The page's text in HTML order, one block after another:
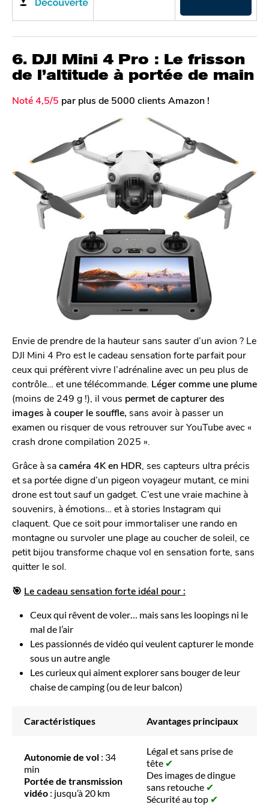
6. DJI Mini 4 Pro : Le frisson
de l’altitude à portée de main
Noté 4,5/5 par plus de 5000 clients Amazon !
Envie de prendre de la hauteur sans sauter d’un avion ? Le
DJI Mini 4 Pro est le cadeau sensation forte parfait pour
ceux qui préfèrent vivre l’adrénaline avec un peu plus de
contrôle… et une télécommande. Léger comme une plume
(moins de 249 g !), il vous permet de capturer des
images à couper le souffle, sans avoir à passer un
examen ou risquer de vous retrouver sur YouTube avec «
crash drone compilation 2025 ».
Grâce à sacaméra 4K en HDR, ses capteurs ultra précis
et sa portée digne d’un pigeon voyageur mutant, ce mini
drone est tout sauf un gadget. C’est une vraie machine à
souvenirs, à émotions… et à stories Instagram qui
claquent. Que ce soit pour immortaliser une rando en
montagne ou survoler une plage au coucher de soleil, ce
petit bijou transforme chaque vol en sensation forte, sans
quitter le sol.
🎯 Le cadeau sensation forte idéal pour :
Ceux qui rêvent de voler… mais sans les loopings ni le
mal de l’air
Les passionnés de vidéo qui veulent capturer le monde
sous un autre angle
Les curieux qui aiment explorer sans bouger de leur
chaise de camping (ou de leur balcon)
Caractéristiques Avantages principaux
Autonomie de vol : 34
min
Portée de transmission
vidéo : jusqu’à 20 km
Légal et sans prise de
tête ✔
Des images de dingue
sans retouche ✔
Sécurité au top ✔